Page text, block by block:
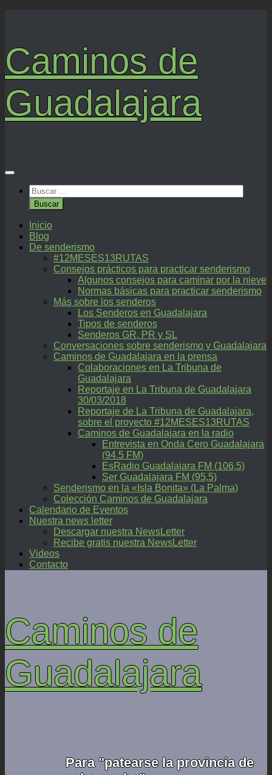
Caminos de
Guadalajara
Buscar:
Inicio
Blog
De senderismo
#12MESES13RUTAS
Consejos prácticos para practicar senderismo
Algunos consejos para caminar por la nieve
Normas básicas para practicar senderismo
Más sobre los senderos
Los Senderos en Guadalajara
Tipos de senderos
Senderos GR, PR y SL
Conversaciones sobre senderismo y Guadalajara
Caminos de Guadalajara en la prensa
Colaboraciones en La Tribuna de
Guadalajara
Reportaje en La Tribuna de Guadalajara
30/03/2018
Reportaje de La Tribuna de Guadalajara,
sobre el proyecto #12MESES13RUTAS
Caminos de Guadalajara en la radio
Entrevista en Onda Cero Guadalajara
(94.5 FM)
EsRadio Guadalajara FM (106,5)
Ser Guadalajara FM (95,5)
Senderismo en la «Isla Bonita» (La Palma)
Colección Caminos de Guadalajara
Calendario de Eventos
Nuestra news letter
Descargar nuestra NewsLetter
Recibe gratis nuestra NewsLetter
Videos
Contacto
Caminos de
Guadalajara
Para "patearse la provincia de